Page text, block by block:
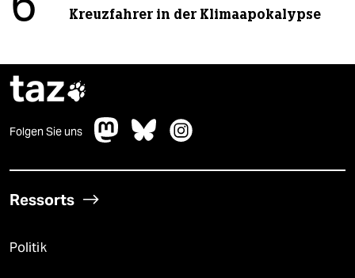
Kreuzfahrer in der Klimaapokalypse
taz
Folgen Sie uns
Ressorts
Politik